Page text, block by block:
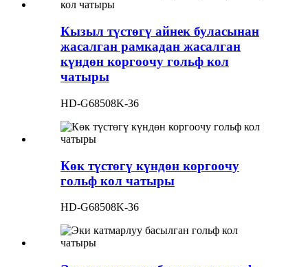
Кызыл түстөгү айнек буласынан
жасалган рамкадан жасалган
күндөн коргоочу гольф кол
чатыры
HD-G68508K-36
Көк түстөгү күндөн коргоочу
гольф кол чатыры
HD-G68508K-36